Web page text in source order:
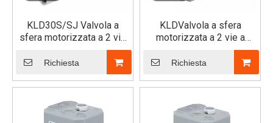
KLD30S/SJ Valvola a
sfera motorizzata a 2 vie
con raccordo singolo x
filettatura femmina
Richiesta
KLDValvola a sfera
motorizzata a 2 vie a
passaggio totale 30S/SJ
Richiesta